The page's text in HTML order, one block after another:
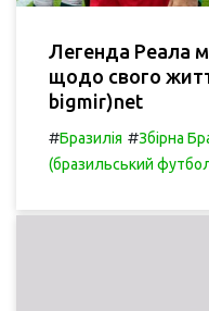
Легенда Реала
щодо свого
bigmir)net
#Бразилія #Збірна
(бразильський